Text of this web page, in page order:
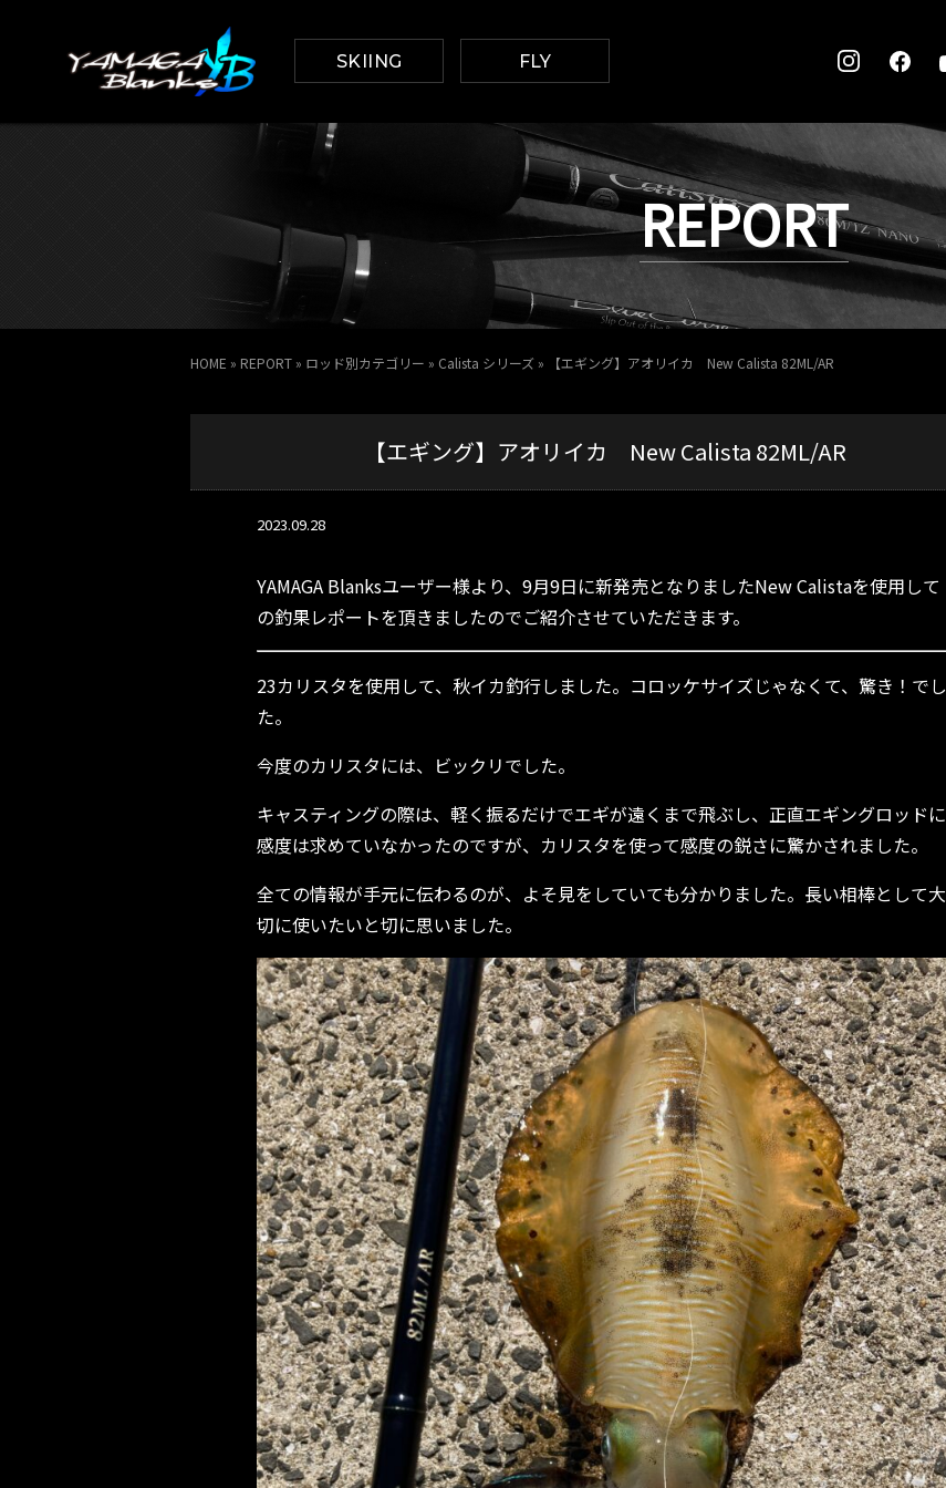
SKIING FLY
REPORT
HOME » REPORT » ロッド別カテゴリー » Calista シリーズ » 【エギング】アオリイカ New Calista 82ML/AR
【エギング】アオリイカ New Calista 82ML/AR
2023.09.28
YAMAGA Blanksユーザー様より、9月9日に新発売となりましたNew Calistaを使用して
の釣果レポートを頂きましたのでご紹介させていただきます。
23カリスタを使用して、秋イカ釣行しました。コロッケサイズじゃなくて、驚き！でし
た。
今度のカリスタには、ビックリでした。
キャスティングの際は、軽く振るだけでエギが遠くまで飛ぶし、正直エギングロッドに
感度は求めていなかったのですが、カリスタを使って感度の鋭さに驚かされました。
全ての情報が手元に伝わるのが、よそ見をしていても分かりました。長い相棒として大
切に使いたいと切に思いました。